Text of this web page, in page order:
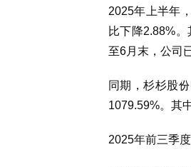
2025年上半年
比下降2.88%
至6月末，公司
同期，杉杉股
1079.59%。其
2025年前三季